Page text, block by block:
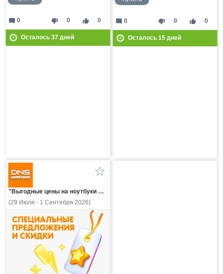
thumb_down 0 thumb_up 0
mode_comment 0
Осталось 15дней
thumb_down 0 thumb_up 0
mode_comment 0
Осталось 37дней
"Выгодные цены на ноутбуки MAIBENBEN!"
(29 Июля - 1 Сентября 2026)